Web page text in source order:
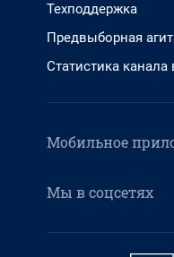
Техподдержка
Предвыборная
Статистика канала
Мобильное
Мы в соцсетях